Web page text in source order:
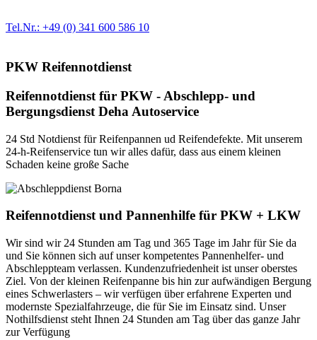
Tel.Nr.: +49 (0) 341 600 586 10
PKW Reifennotdienst
Reifennotdienst für PKW - Abschlepp- und
Bergungsdienst Deha Autoservice
24 Std Notdienst für Reifenpannen ud Reifendefekte. Mit unserem
24-h-Reifenservice tun wir alles dafür, dass aus einem kleinen
Schaden keine große Sache
Reifennotdienst und Pannenhilfe für PKW + LKW
Wir sind wir 24 Stunden am Tag und 365 Tage im Jahr für Sie da
und Sie können sich auf unser kompetentes Pannenhelfer- und
Abschleppteam verlassen. Kundenzufriedenheit ist unser oberstes
Ziel. Von der kleinen Reifenpanne bis hin zur aufwändigen Bergung
eines Schwerlasters – wir verfügen über erfahrene Experten und
modernste Spezialfahrzeuge, die für Sie im Einsatz sind. Unser
Nothilfsdienst steht Ihnen 24 Stunden am Tag über das ganze Jahr
zur Verfügung